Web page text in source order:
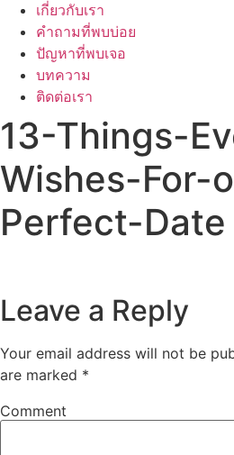
เกี่ยวกับเรา
คำถามที่พบบ่อย
ปัญหาที่พบเจอ
บทความ
ติดต่อเรา
13-Things-
Wishes-For-
Perfect-Date
Leave a Reply
Your email address will not be
are marked *
Comment